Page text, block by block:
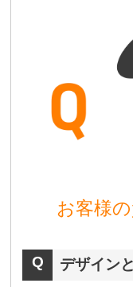
お客様
デザイン